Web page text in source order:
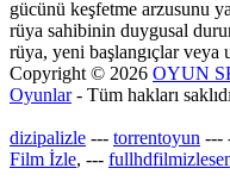
gücünü keşfetme arzusunu
rüya sahibinin duygusal
rüya, yeni başlangıçlar veya
Copyright © 2026 OYUN
Oyunlar- Tüm hakları
dizipalizle --- torrentoyun ---
Film İzle, ---